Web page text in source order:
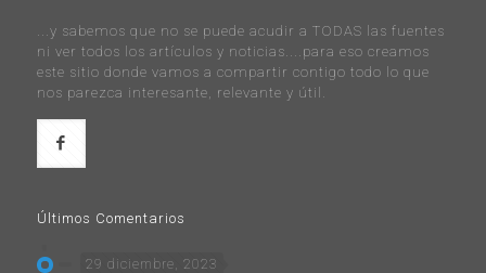
...y sabemos que no se puede acudir a TODAS las fuentes
ni ver todos los artículos y noticias....para eso creamos
este sitio donde vamos a compartir contigo todo lo que
nos parezca interesante, relevante y útil.
Últimos Comentarios
29 diciembre, 2023